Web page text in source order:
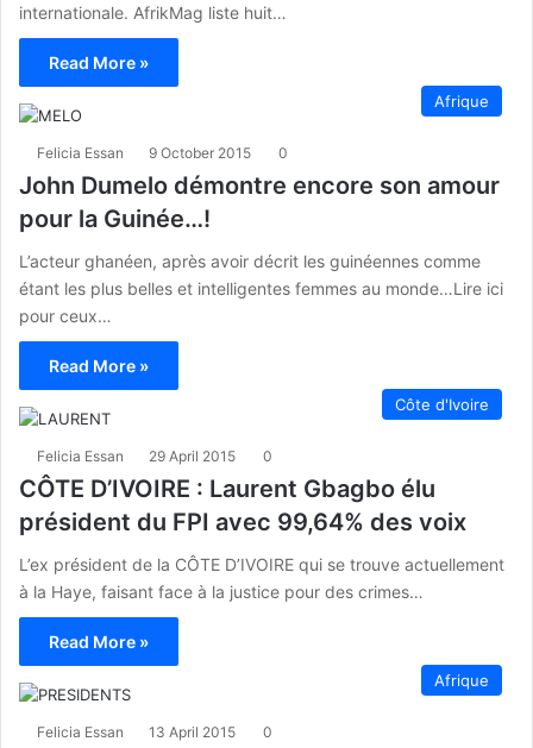
internationale. AfrikMag liste huit…
Read More »
Afrique
Felicia Essan 9 October 2015 0
John Dumelo démontre encore son amour
pour la Guinée…!
L’acteur ghanéen, après avoir décrit les guinéennes comme
étant les plus belles et intelligentes femmes au monde…Lire ici
pour ceux…
Read More »
Côte d'Ivoire
Felicia Essan 29 April 2015 0
CÔTE D’IVOIRE : Laurent Gbagbo élu
président du FPI avec 99,64% des voix
L’ex président de la CÔTE D’IVOIRE qui se trouve actuellement
à la Haye, faisant face à la justice pour des crimes…
Read More »
Afrique
Felicia Essan 13 April 2015 0